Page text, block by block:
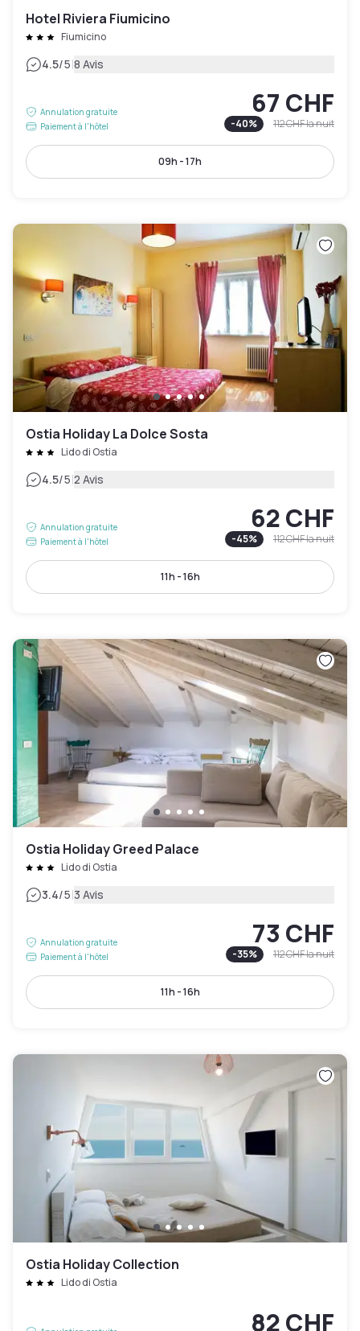
Hotel Riviera Fiumicino
Fiumicino
4.5/5|8 Avis
Annulation gratuite
Paiement à l'hôtel
67 CHF
-40% 112 CHFla nuit
09h - 17h
Ostia Holiday La Dolce Sosta
Lido di Ostia
4.5/5|2 Avis
Annulation gratuite
Paiement à l'hôtel
62 CHF
-45% 112 CHFla nuit
11h - 16h
Ostia Holiday Greed Palace
Lido di Ostia
3.4/5|3 Avis
Annulation gratuite
Paiement à l'hôtel
73 CHF
-35% 112 CHFla nuit
11h - 16h
Ostia Holiday Collection
Lido di Ostia
82 CHF